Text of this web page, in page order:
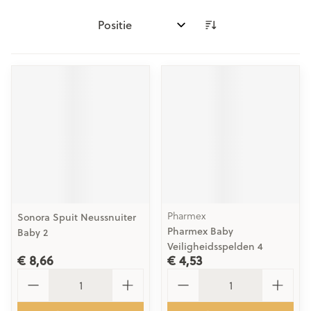
Sorteer op:
Sonora Spuit Neussnuiter
Baby 2
€ 8,66
Pharmex
Pharmex Baby
Veiligheidsspelden 4
€ 4,53